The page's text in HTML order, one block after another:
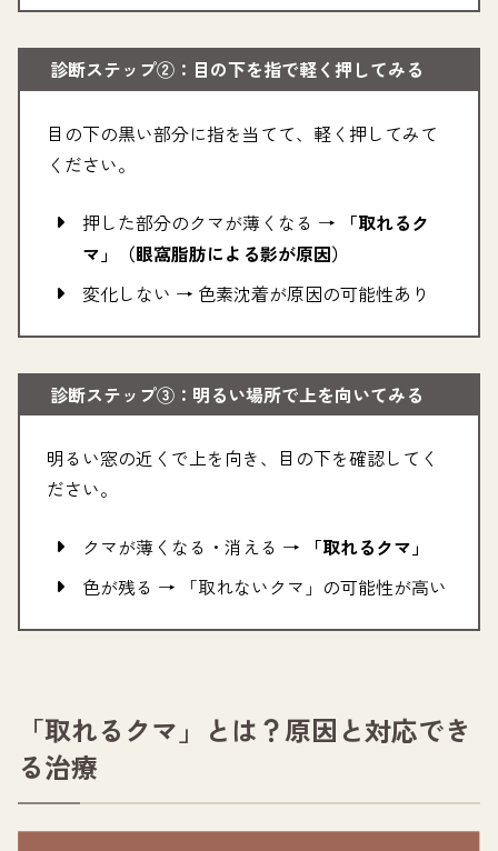
診断ステップ②：目の下を指で軽く押してみる
目の下の黒い部分に指を当てて、軽く押してみて
ください。
押した部分のクマが薄くなる →
「取れるク
マ」（眼窩脂肪による影が原因）
変化しない → 色素沈着が原因の可能性あり
診断ステップ③：明るい場所で上を向いてみる
明るい窓の近くで上を向き、目の下を確認してく
ださい。
クマが薄くなる・消える →
「取れるクマ」
色が残る → 「取れないクマ」の可能性が高い
「取れるクマ」とは？原因と対応でき
る治療